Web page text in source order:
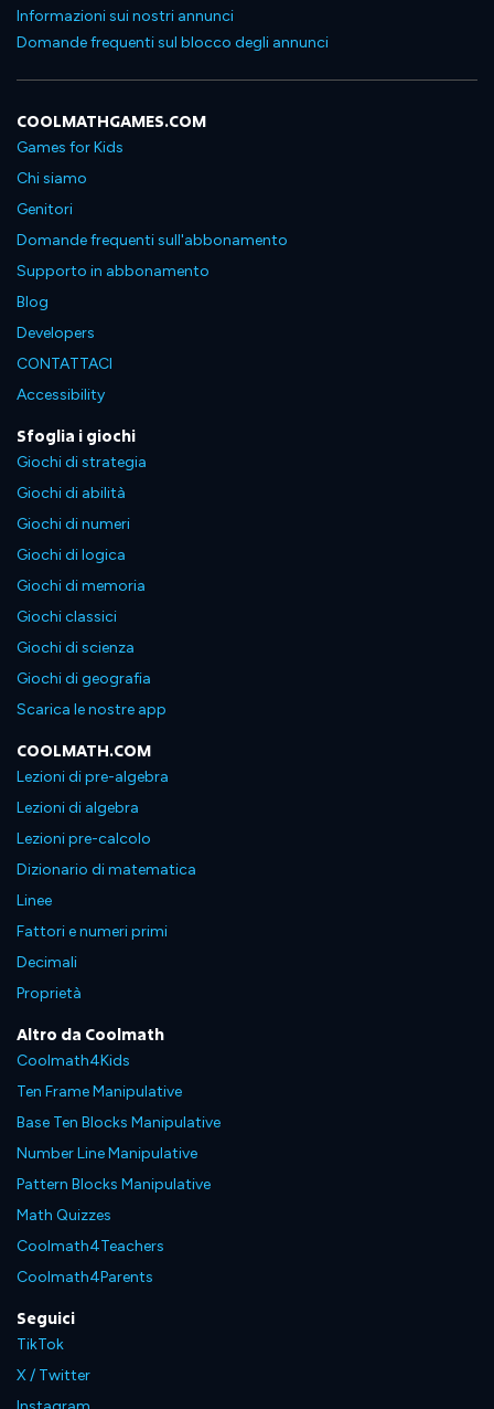
Informazioni sui nostri annunci
Domande frequenti sul blocco degli annunci
COOLMATHGAMES.COM
Games for Kids
Chi siamo
Genitori
Domande frequenti sull'abbonamento
Supporto in abbonamento
Blog
Developers
CONTATTACI
Accessibility
Sfoglia i giochi
Giochi di strategia
Giochi di abilità
Giochi di numeri
Giochi di logica
Giochi di memoria
Giochi classici
Giochi di scienza
Giochi di geografia
Scarica le nostre app
COOLMATH.COM
Lezioni di pre-algebra
Lezioni di algebra
Lezioni pre-calcolo
Dizionario di matematica
Linee
Fattori e numeri primi
Decimali
Proprietà
Altro da Coolmath
Coolmath4Kids
Ten Frame Manipulative
Base Ten Blocks Manipulative
Number Line Manipulative
Pattern Blocks Manipulative
Math Quizzes
Coolmath4Teachers
Coolmath4Parents
Seguici
TikTok
X / Twitter